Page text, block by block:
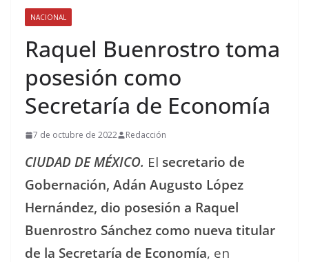
NACIONAL
Raquel Buenrostro toma
posesión como
Secretaría de Economía
7 de octubre de 2022 Redacción
CIUDAD DE MÉXICO. El secretario de
Gobernación, Adán Augusto López
Hernández, dio posesión a Raquel
Buenrostro Sánchez como nueva titular
de la Secretaría de Economía, en